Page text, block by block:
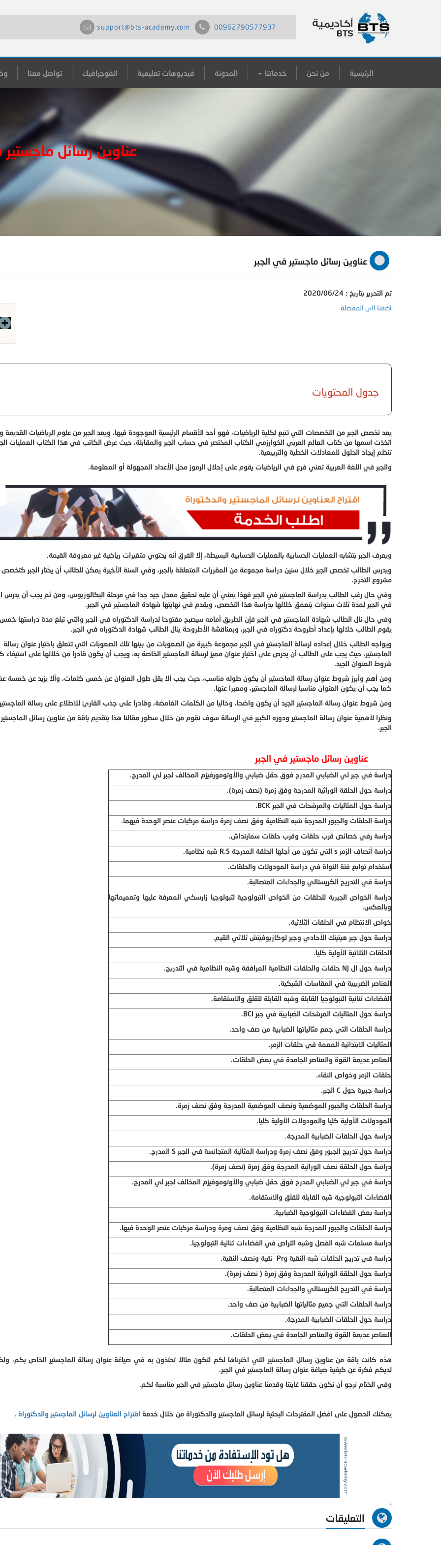
00962790577937
support@bts-academy.com
الرئيسية من نحن خدماتنا المدونة فيديوهات تعليمية انفوجرافيك تواصل معنا
عناوين رسائل ماجستير
عناوين رسائل ماجستير في الجبر
تم التحرير بتاريخ : 2020/06/24
اضفنا الى المفضلة
جدول المحتويات
يعد تخصص الجبر من التخصصات التي تتبع لكلية الرياضيات، فهو أحد الأقسام الرئيسية الموجودة فيها، ويعد الجبر من علوم الرياضيات القديمة
اتخذت اسمها من كتاب العالم العربي الخوارزمي الكتاب المختصر في حساب الجبر والمقابلة، حيث عرض الكاتب في هذا الكتاب العمليات
تنظم إيجاد الحلول للمعادلات الخطية والتربيعية.
والجبر في اللغة العربية تعني فرع في الرياضيات يقوم على إحلال الرموز محل الأعداد المجهولة أو المعلومة.
ويعرف الجبر بتشابه العمليات الحسابية بالعمليات الحسابية البسيطة، إلا الفرق أنه يحتوي متغيرات رياضية غير معروفة القيمة.
ويدرس الطالب تخصص الجبر خلال سنين دراسة مجموعة من المقررات المتعلقة بالجبر، وفي السنة الأخيرة يمكن للطالب أن يختار الجبر
مشروع التخرج.
وفي حال رغب الطالب بدراسة الماجستير في الجبر فهذا يعني أن عليه تحقيق معدل جيد جدا في مرحلة البكالوريوس، ومن ثم يجب أن يدرس
في الجبر لمدة ثلاث سنوات يتعمق خلالها بدراسة هذا التخصص، ويقدم في نهايتها شهادة الماجستير في الجبر.
وفي حال نال الطالب شهادة الماجستير في الجبر فإن الطريق أمامه سيصبح مفتوحا لدراسة الدكتوراه في الجبر والتي تبلغ مدة دراستها
يقوم الطالب خلالها بإعداد أطروحة دكتوراه في الجبر، وبمناقشة الأطروحة ينال الطالب شهادة الدكتوراه في الجبر.
ويواجه الطالب خلال إعداده لرسالة الماجستير في الجبر مجموعة كبيرة من الصعوبات من بينها تلك الصعوبات التي تتعلق باختيار عنوان رسالة
الماجستير، حيث يجب على الطالب أن يحرص على اختيار عنوان مميز لرسالة الماجستير الخاصة به، ويجب أن يكون قادرا من خلالها على استيفاء
شروط العنوان الجيد.
ومن أهم وأبرز شروط عنوان رسالة الماجستير أن يكون طوله مناسب، حيث يجب ألا يقل طول العنوان عن خمس كلمات، وألا يزيد عن خمسة
كما يجب أن يكون العنوان مناسبا لرسالة الماجستير، ومعبرا عنها.
ومن شروط عنوان رسالة الماجستير الجيد أن يكون واضحا، وخاليا من الكلمات الغامضة، وقادرا على جذب القارئ للاطلاع على رسالة
ونظرا لأهمية عنوان رسالة الماجستير ودوره الكبير في الرسالة سوف نقوم من خلال سطور مقالنا هذا بتقديم باقة من عناوين رسائل
الجبر.
عناوين رسائل ماجستير في الجبر
دراسة في جبر لي الضبابي المدرج فوق حقل ضبابي والأوتومورفيزم المخالف لجبر لي المدرج.
دراسة حول الحلقة الوراثية المدرجة وفق زمرة (نصف زمرة).
دراسة حول المثاليات والمرشحات في الجبر BCK
.
دراسة الحلقات والجبور المدرجة شبه النظامية وفق نصف زمرة دراسة مركبات عنصر الوحدة فيهما.
دراسة رفي خصائص قرب حلقات وقرب حلقات سمارنداش.
دراسة أنصاف الزمر s التي تكون من أجلها الحلقة المدرجة R.S شبه نظامية.
استخدام توابع فئة النواة في دراسة المودولات والحلقات.
دراسة في التدريج الكريستالي والجداءات المتصالبة.
دراسة الخواص الجبرية للحلقات من الخواص التبولوجية لتبولوجيا زارسكي المعرفة عليها وتعميماتها
وبالعكس.
خواص الانتظام في الحلقات الثلاثية.
دراسة حول جبر هيتينك الأحادي وجبر لوكازيوفيتش ثلاثي القيم.
الحلقات الثلاثية الأولية كليا.
دراسة حول ال NJ حلقات والحلقات النظامية المرافقة وشبه النظامية في التدريج.
العناصر الضريبية في المقاسات الشبكية.
الفضاءات ثنائية التبولوجيا القابلة وشبه القابلة للقلق والاستقامة.
دراسة حول المثاليات المرشحات الضبابية في جبر BCI
.
دراسة الحلقات التي جمع مثالياتها الضبابية من صف واحد.
المثاليات الابتدائية المعمة في حلقات الزمر.
العناصر عديمة القوة والعناصر الجامدة في بعض الحلقات.
حلقات الزمر وخواص النقاء.
دراسة جبيرة حول C الجبر.
دراسة الحلقات والجبور الموضعية ونصف الموضعية المدرجة وفق نصف زمرة.
المودولات الأولية كليا والمودولات الأولية كليا.
دراسة حول الحلقات الضبابية المدرجة.
دراسة حول تدريج الجبور وفق نصف زمرة ودراسة المثالية المتجانسة في الجبر S المدرج.
دراسة حول الحلقة نصف الوراثية المدرجة وفق زمرة (نصف زمرة).
دراسة في جبر لي الضبابي المدرج فوق حقل ضبابي والأوتوموفيزم المخالف لجبر لي المدرج.
الفضاءات التبولوجية شبه القابلة للقلق والاستقامة.
دراسة بعض الفضاءات التبولوجية الضبابية.
دراسة الحلقات والجبور المدرجة شبه النظامية وفق نصف ومرة ودراسة مركبات عنصر الوحدة فيها.
دراسة مسلمات شبه الفصل وشبه التراص في الفضاءات ثنائية التبولوجيا.
دراسة في تدريج الحلقات شبه النقية وPr نقية ونصف النقية.
دراسة حول الحلقة الوراثية المدرجة وفق زمرة ( نصف زمرة).
دراسة في التدريج الكريستالي والجداءات المتصالبة.
دراسة الحلقات التي جميع مثالياتها الضبابية من صف واحد.
دراسة حول الحلقات الضبابية المدرجة.
العناصر عديمة القوة والعناصر الجامدة في بعض الحلقات.
هذه كانت باقة من عناوين رسائل الماجستير التي اخترناها لكم لتكون مثالا تحتذون به في صياغة عنوان رسالة الماجستير الخاص بكم،
لديكم فكرة عن كيفية صياغة عنوان رسالة الماجستير في الجبر.
وفي الختام نرجو أن نكون حققنا غايتنا وقدمنا عناوين رسائل ماجستير في الجبر مناسبة لكم.
يمكنك الحصول على افضل المقترحات البحثية لرسائل الماجستير والدكتوراة من خلال خدمة اقتراح العناوين لرسائل الماجستير والدكتوراة .
التعليقات